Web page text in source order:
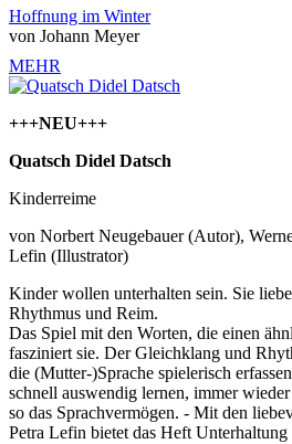
Hoffnung im Winter
von Johann Meyer
MEHR
+++NEU+++
Quatsch Didel Datsch
Kinderreime
von Norbert Neugebauer(Autor),
Lefin (Illustrator)
Kinder wollen unterhalten sein. Sie
Rhythmus und Reim.
Das Spiel mit den Worten, die einen
fasziniert sie. Der Gleichklang und
die (Mutter-)Sprache spielerisch
schnell auswendig lernen, immer
so das Sprachvermögen. - Mit den
Petra Lefin bietet das Heft